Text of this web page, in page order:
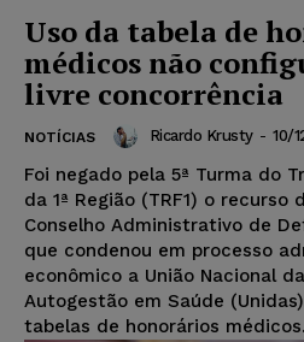
Uso da tabela de
médicos não
livre concorrência
NOTÍCIAS Ricardo Krusty - 10/
Foi negado pela 5ª Turma do
da 1ª Região (TRF1) o recurso
Conselho Administrativo de
que condenou em processo
econômico a União Nacional
Autogestão em Saúde
tabelas de honorários médicos.